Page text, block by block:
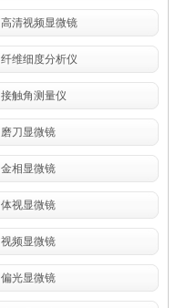
高清视频显微镜
纤维细度分析仪
接触角测量仪
磨刀显微镜
金相显微镜
体视显微镜
视频显微镜
偏光显微镜